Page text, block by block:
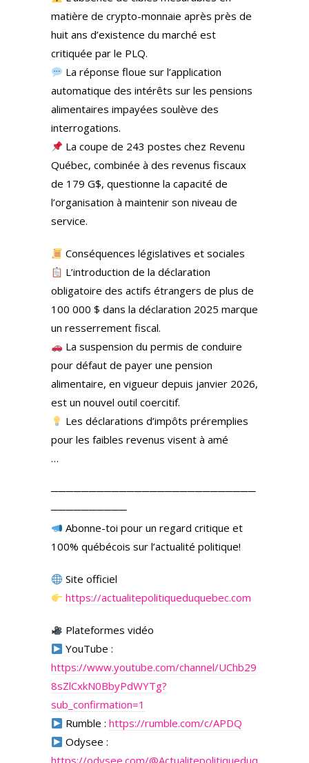
matière de crypto-monnaie après près de
huit ans d’existence du marché est
critiquée par le PLQ.
La réponse floue sur l’application
automatique des intérêts sur les pensions
alimentaires impayées soulève des
interrogations.
La coupe de 243 postes chez Revenu
Québec, combinée à des revenus fiscaux
de 179 G$, questionne la capacité de
l’organisation à maintenir son niveau de
service.
Conséquences législatives et sociales
L’introduction de la déclaration
obligatoire des actifs étrangers de plus de
100 000 $ dans la déclaration 2025 marque
un resserrement fiscal.
La suspension du permis de conduire
pour défaut de payer une pension
alimentaire, en vigueur depuis janvier 2026,
est un nouvel outil coercitif.
Les déclarations d’impôts préremplies
pour les faibles revenus visent à amé
…
───────────────────────────
──────────
Abonne-toi pour un regard critique et
100% québécois sur l’actualité politique!
Site officiel
https://actualitepolitiqueduquebec.com
Plateformes vidéo
YouTube :
https://www.youtube.com/channel/UChb29
8sZlCxkN0BbyPdWYTg?
sub_confirmation=1
Rumble :https://rumble.com/c/APDQ
Odysee :
https://odysee.com/@Actualitepolitiqueduq